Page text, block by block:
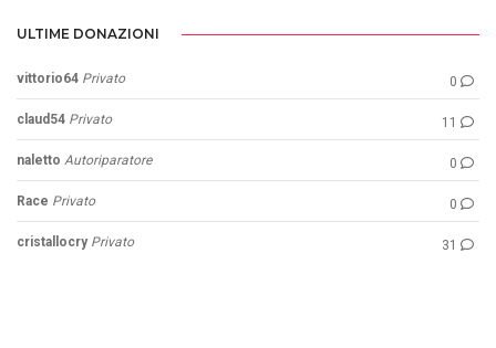
ULTIME DONAZIONI
vittorio64 Privato 0
claud54 Privato 11
naletto Autoriparatore 0
Race Privato 0
cristallocry Privato 31